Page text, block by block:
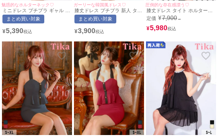
魅惑的なホルターネック♡
ミニドレス プチプラ ギャル タ
イト ホルターネック セクシー
ラウンジ 低身長 谷間 背中魅せ
たん着用/S〜XXLサイズ対応) |
まとめ買い対象
¥5,390
ガーリーな韓国風ドレス♡
膝丈ドレス プチプラ 新人 タイ
ト ワンピース 韓国ドレス ラウ
ンジ ノースリーブ 低身長 胸元
ス (らな着用/Mサイズ対応) |
まとめ買い対象
¥3,900
圧倒的な存在感漂う♡
膝丈ドレス タイト ホルターネ
ック風 クロスデザイン 前開き
グリッターラメ シンプル 大人
上品 ストレッチ ドレープ スリ
ット 高身長 XL グレー キャバ
mdd7817] [Tika/ティカ]
定価 ¥7,900→
¥5,980